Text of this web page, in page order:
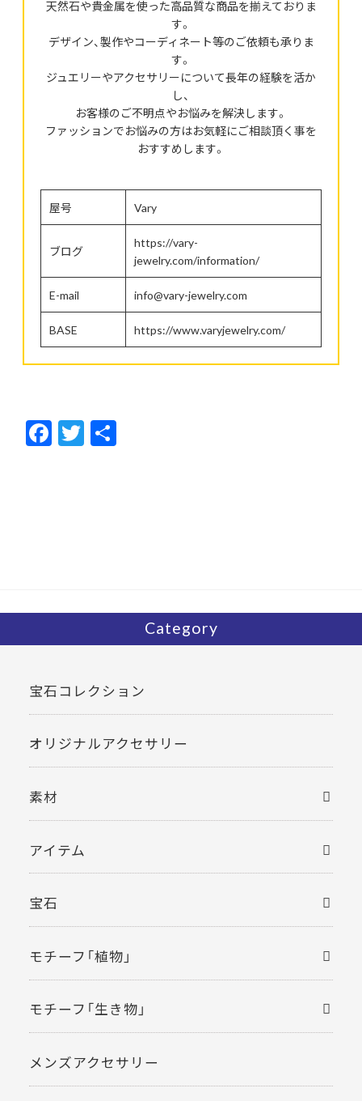
天然石や貴金属を使った高品質な商品を揃えておりま
す。
デザイン、製作やコーディネート等のご依頼も承りま
す。
ジュエリーやアクセサリーについて長年の経験を活か
し、
お客様のご不明点やお悩みを解決します。
ファッションでお悩みの方はお気軽にご相談頂く事を
おすすめします。
屋号 Vary
ブログ
https://vary-
jewelry.com/information/
E-mail info@vary-jewelry.com
BASE https://www.varyjewelry.com/
F
ac
T
w
Category
宝石コレクション
オリジナルアクセサリー
素材
アイテム
宝石
モチーフ「植物」
モチーフ「生き物」
メンズアクセサリー